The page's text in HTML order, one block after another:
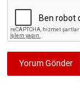
Yorum Gönder